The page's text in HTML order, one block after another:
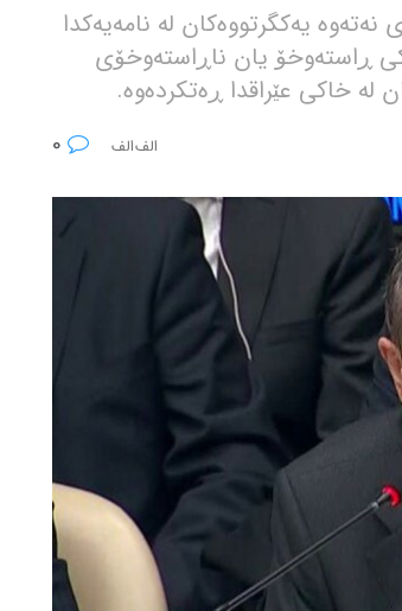
یەکگرتووەکان لە نامەیەکدا
ڕاستەوخۆ یان ناڕاستەوخۆی
لە خاکی عێراقدا ڕەتکردەوە.